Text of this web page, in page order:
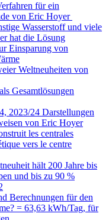
für ein
von Eric Hoyer
Wasserstoff und viele
hat die Lösung
Einsparung von
Weltneuheiten von
Gesamtlösungen
2023/24 Darstellungen
von Eric Hoyer
les centrales
vers le centre
hält 200 Jahre bis
und bis zu 90 %
Berechnungen für den
= 63,63 kWh/Tag, für